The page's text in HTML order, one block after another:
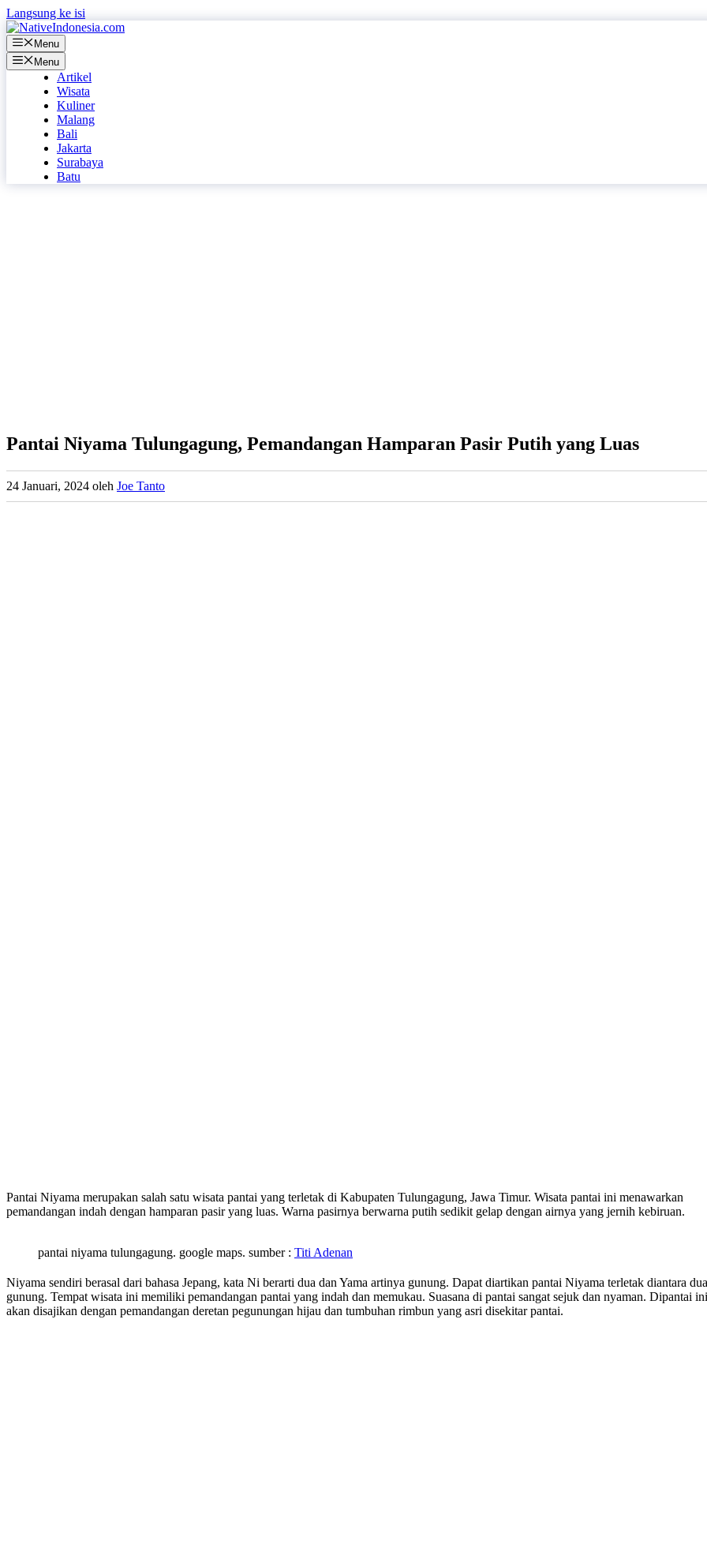
Langsung ke isi
Menu
Menu
Artikel
Wisata
Kuliner
Malang
Bali
Jakarta
Surabaya
Batu
Pantai Niyama Tulungagung, Pemandangan Hamparan Pasir Putih yang Luas
24 Januari, 2024 oleh Joe Tanto
Pantai Niyama merupakan salah satu wisata pantai yang terletak di Kabupaten Tulungagung, Jawa Timur. Wisata pantai ini menawarkan
pemandangan indah dengan hamparan pasir yang luas. Warna pasirnya berwarna putih sedikit gelap dengan airnya yang jernih kebiruan.
pantai niyama tulungagung. google maps. sumber : Titi Adenan
Niyama sendiri berasal dari bahasa Jepang, kata Ni berarti dua dan Yama artinya gunung. Dapat diartikan pantai Niyama terletak diantara dua
gunung. Tempat wisata ini memiliki pemandangan pantai yang indah dan memukau. Suasana di pantai sangat sejuk dan nyaman. Dipantai
akan disajikan dengan pemandangan deretan pegunungan hijau dan tumbuhan rimbun yang asri disekitar pantai.